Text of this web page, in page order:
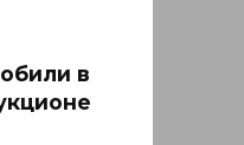
в